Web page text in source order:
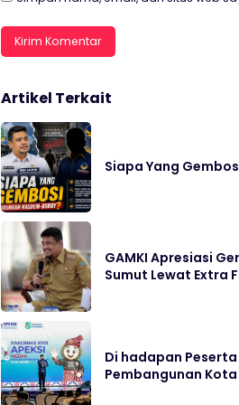
Artikel Terkait
Siapa Yang
GAMKI Apresiasi
Sumut Lewat Extra
Di hadapan Peserta
Pembangunan